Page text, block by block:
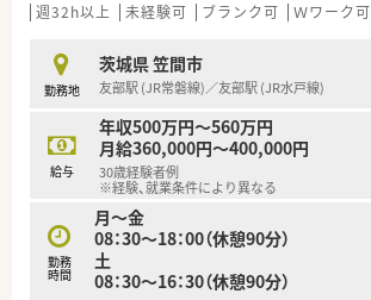
週32h以上 未経験可 ブランク可 Ｗワーク可
勤務地
茨城県 笠間市
友部駅 (JR常磐線)／友部駅 (JR水戸線)
給与
年収500万円～560万円
月給360,000円～400,000円
30歳経験者例
※経験、就業条件により異なる
勤務
時間
月～金
08：30～18：00（休憩90分）
土
08：30～16：30（休憩90分）